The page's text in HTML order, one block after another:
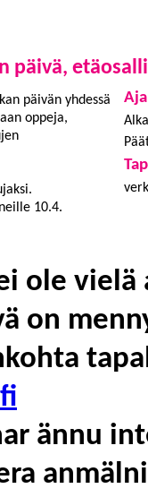
päivä,
päivän yhdessä
oppeja,
10.4.
ole vielä
on
ännu